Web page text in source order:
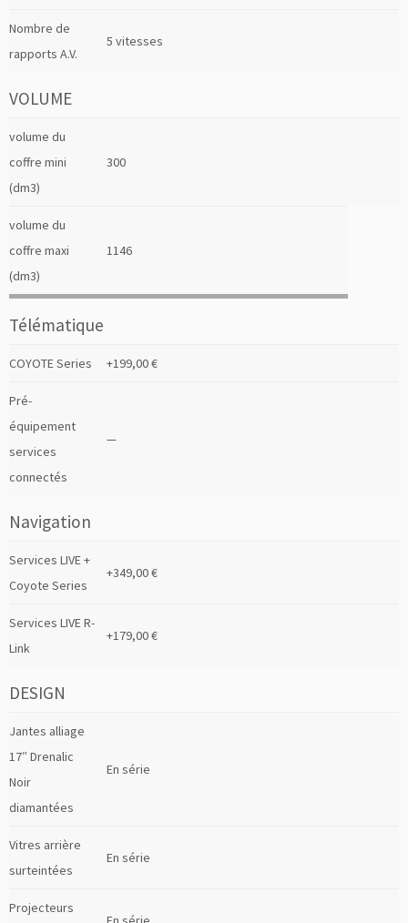
Nombre de
rapports A.V.
5 vitesses
VOLUME
volume du
coffre mini
(dm3)
300
volume du
coffre maxi
(dm3)
1146
Télématique
COYOTE Series +199,00 €
Pré-
équipement
services
connectés
—
Navigation
Services LIVE +
Coyote Series
+349,00 €
Services LIVE R-
Link
+179,00 €
DESIGN
Jantes alliage
17″ Drenalic
Noir
diamantées
En série
Vitres arrière
surteintées
En série
Projecteurs